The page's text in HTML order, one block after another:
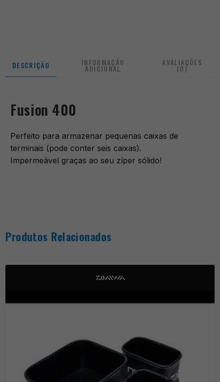
DESCRIÇÃO INFORMAÇÃO
ADICIONAL
AVALIAÇÕES
(0)
Fusion 400
Perfeito para armazenar pequenas caixas de
terminais (pode conter seis caixas).
Impermeável graças ao seu zíper sólido!
Produtos Relacionados